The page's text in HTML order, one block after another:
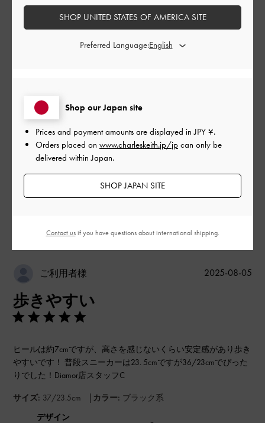
した！パーティーオケージョンにもおすすめの一足です！
Sapporo店スタッフ Kurumi
|カラー: ブラック系
品質
とても良かった
もっと見る
ご利用者様
歩きやすい
ヒールは約7cmですが、高さを感じないくらい安定感があり歩き
やすいです！ 普段スニーカーは23. 5cmですが36/23cmでぴった
りでした！Diamor店スタッフC
サイズ: 37/23.5cm | カラー: ブラック系
デザイン
公
2025-08-05
Shop our Japan site
Prices and payment amounts are displayed inJPY ¥.
Orders placed on www.charleskeith.jp/jp can only be
delivered within Japan.
SHOP JAPAN SITE
SHOP UNITED STATES OF AMERICA SITE
Preferred Language:
Contact usif you have questions about international shipping.